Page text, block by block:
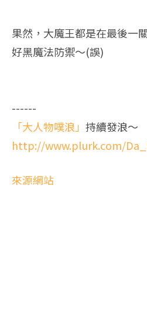
果然，大魔王都是在最後一
好黑魔法防禦～(誤)
------
「大人物噗浪」 持續發浪～
http://www.plurk.com/
來源網站